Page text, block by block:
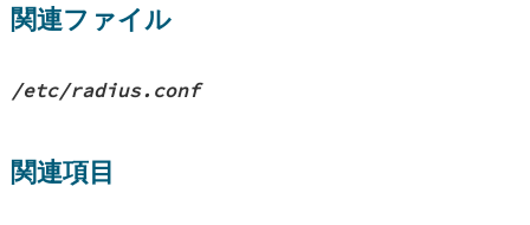
関連ファイル
/etc/radius.conf
関連項目